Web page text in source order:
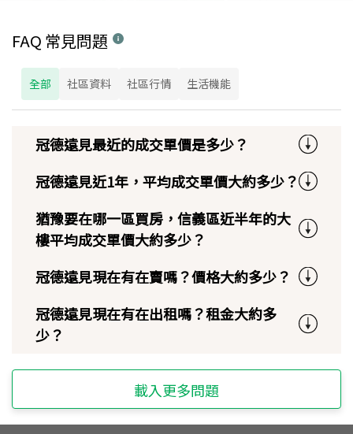
FAQ 常見問題
全部 社區資料 社區行情 生活機能
冠德遠見最近的成交單價是多少？
冠德遠見近1年，平均成交單價大約多少？
猶豫要在哪一區買房，信義區近半年的大
樓平均成交單價大約多少？
冠德遠見現在有在賣嗎？價格大約多少？
冠德遠見現在有在出租嗎？租金大約多
少？
載入更多問題